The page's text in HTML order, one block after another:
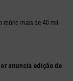
reúne mais de 40 mil
anuncia edição de